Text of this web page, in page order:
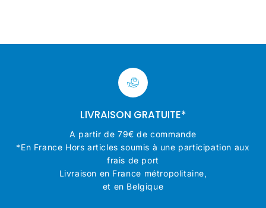
LIVRAISON GRATUITE*
A partir de 79€ de commande
*En France Hors articles soumis à une participation aux
frais de port
Livraison en France métropolitaine,
et en Belgique